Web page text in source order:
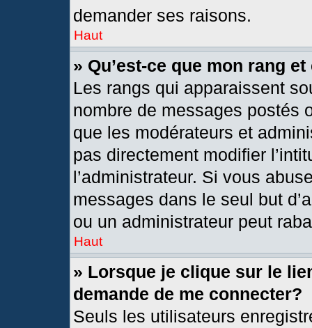
demander ses raisons.
Haut
» Qu’est-ce que mon rang
Les rangs qui apparaissent
nombre de messages postés
que les modérateurs et
pas directement modifier
l’administrateur. Si vous
messages dans le seul but
ou un administrateur peut
Haut
» Lorsque je clique sur le
demande de me connecter?
Seuls les utilisateurs